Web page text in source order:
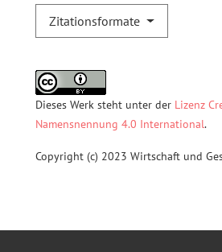
Zitationsformate
Dieses Werk steht unter der Lizenz
Namensnennung 4.0 International.
Copyright (c) 2023 Wirtschaft und